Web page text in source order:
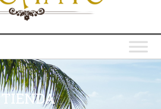
TIENDA